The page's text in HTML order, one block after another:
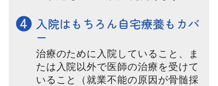
❹ 入院はもちろん自宅療養もカバ
ー
治療のために入院していること、ま
たは入院以外で医師の治療を受けて
いること（就業不能の原因が骨髄採